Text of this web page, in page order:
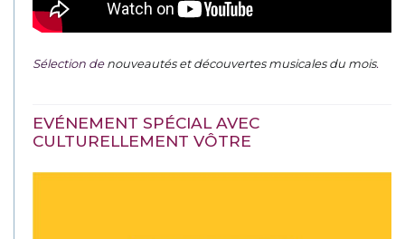
Sélection denouveautés et découvertes musicales du mois.
EVÉNEMENT SPÉCIAL AVEC
CULTURELLEMENT VÔTRE